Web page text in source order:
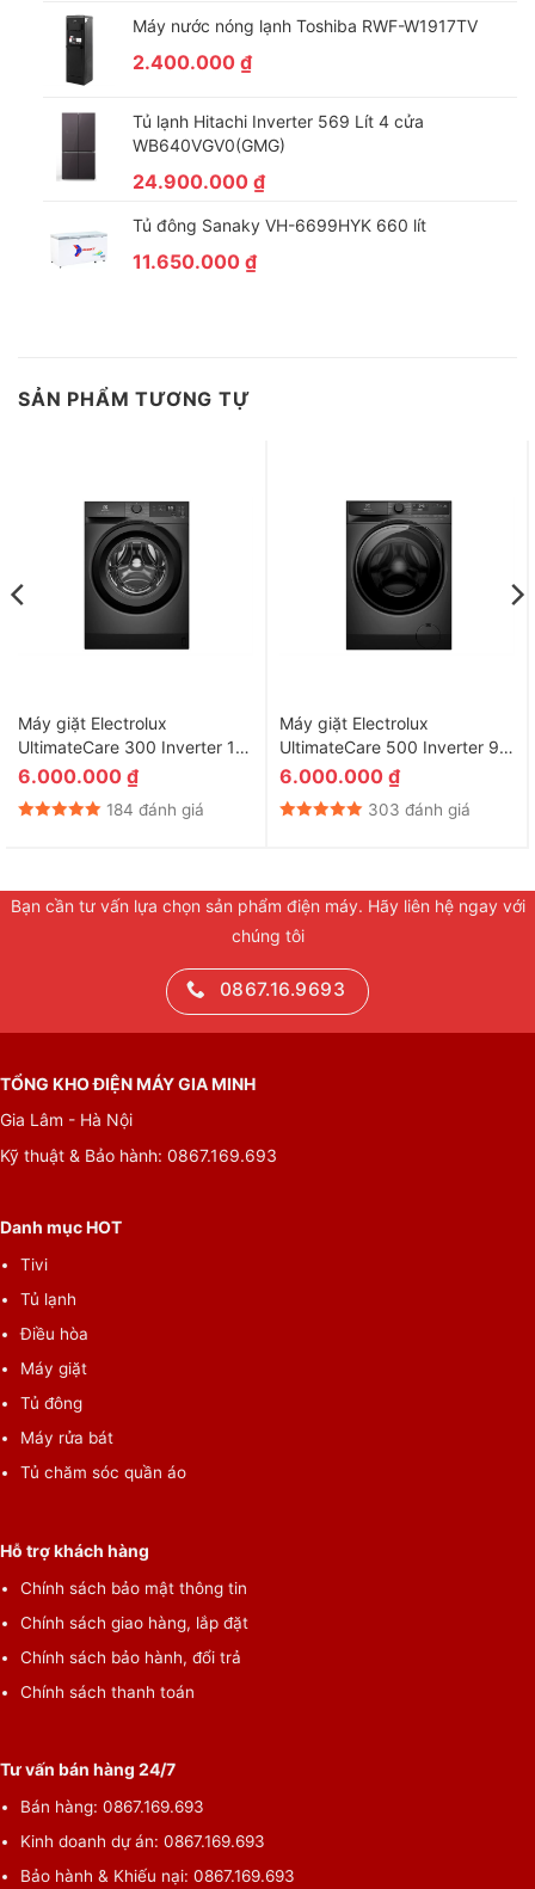
*Hình ảnh chỉ mang tính chất minh họa
Nhìn chung, Electrolux UltimateCare 500 EWF1143P5SC là lựa
Máy nước nóng lạnh Toshiba RWF-W1917TV
2.400.000 ₫
Tủ lạnh Hitachi Inverter 569 Lít 4 cửa
WB640VGV0(GMG)
24.900.000 ₫
Tủ đông Sanaky VH-6699HYK 660 lít
11.650.000 ₫
SẢN PHẨM TƯƠNG TỰ
Máy giặt Electrolux
UltimateCare 300 Inverter 10
kg EWF1024D3SC
6.000.000 ₫
184 đánh giá
Máy giặt Electrolux
UltimateCare 500 Inverter 9
kg EWF9023P5SC
6.000.000 ₫
303 đánh giá
Bạn cần tư vấn lựa chọn sản phẩm điện máy. Hãy liên hệ ngay với
chúng tôi
0867.16.9693
TỔNG KHO ĐIỆN MÁY GIA MINH
Gia Lâm - Hà Nội
Kỹ thuật & Bảo hành: 0867.169.693
Danh mục HOT
Tivi
Tủ lạnh
Điều hòa
Máy giặt
Tủ đông
Máy rửa bát
Tủ chăm sóc quần áo
Hỗ trợ khách hàng
Chính sách bảo mật thông tin
Chính sách giao hàng, lắp đặt
Chính sách bảo hành, đổi trả
Chính sách thanh toán
Tư vấn bán hàng 24/7
Bán hàng: 0867.169.693
Kinh doanh dự án: 0867.169.693
Bảo hành & Khiếu nại: 0867.169.693